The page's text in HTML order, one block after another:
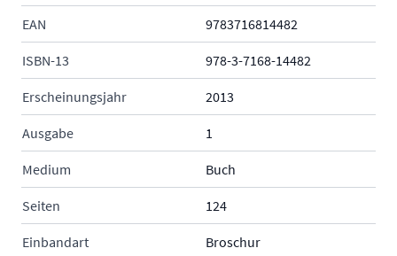
EAN 9783716814482
ISBN-13 978-3-7168-14482
Erscheinungsjahr 2013
Ausgabe 1
Medium Buch
Seiten 124
Einbandart Broschur